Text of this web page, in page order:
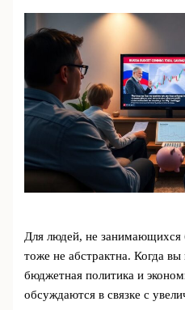
Для людей, не занимающихся
тоже не абстрактна. Когда
бюджетная политика и
обсуждаются в связке с